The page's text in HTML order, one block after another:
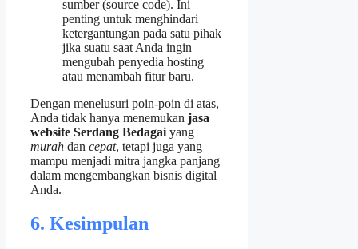
sumber (source code). Ini
penting untuk menghindari
ketergantungan pada satu pihak
jika suatu saat Anda ingin
mengubah penyedia hosting
atau menambah fitur baru.
Dengan menelusuri poin-poin di atas,
Anda tidak hanya menemukan jasa
website Serdang Bedagai yang
murah dan cepat, tetapi juga yang
mampu menjadi mitra jangka panjang
dalam mengembangkan bisnis digital
Anda.
6. Kesimpulan